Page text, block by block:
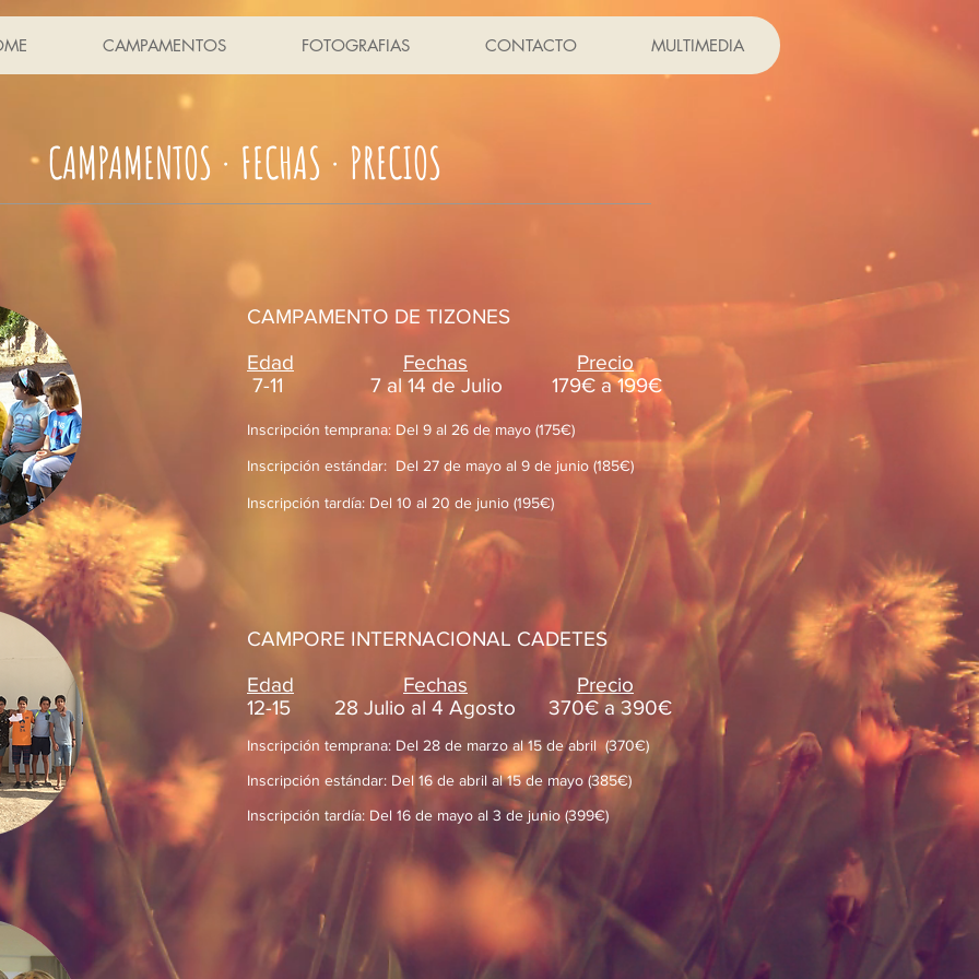
CAMPAMENTOS FOTOGRAFIAS CONTACTO MULTIMEDIA
CAMPAMENTOS · FECHAS · PRECIOS
CAMPAMENTO DE TIZONES
Edad
Fechas
Precio
7-11 7 al 14 de Julio 179€ a 199€
Inscripción temprana: Del 9 al 26 de mayo (175€)
Inscripción estándar: Del 27 de mayo al 9 de junio (185€)
Inscripción tardía: Del 10 al 20 de junio (195€)
CAMPORE INTERNACIONAL CADETES
Edad
Fechas
Precio
12-15 28 Julio al 4 Agosto 370€ a 390€
Inscripción temprana: Del 28 de marzo al 15 de abril (370€)
Inscripción estándar: Del 16 de abril al 15 de mayo (385€)
Inscripción tardía: Del 16 de mayo al 3 de junio (399€)